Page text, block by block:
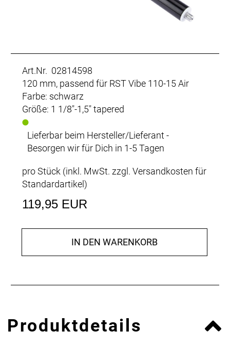
Art.Nr. 02814598
120 mm, passend für RST Vibe 110-15 Air
Farbe: schwarz
Größe: 1 1/8"-1,5" tapered
Lieferbar beim Hersteller/Lieferant -
Besorgen wir für Dich in 1-5 Tagen
pro Stück (inkl. MwSt. zzgl. Versandkosten für
Standardartikel)
119,95 EUR
IN DEN WARENKORB
Produktdetails